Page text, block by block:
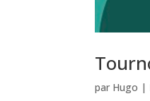
par Hugo |